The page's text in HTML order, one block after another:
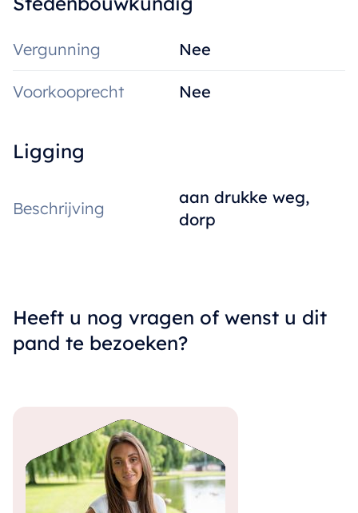
Vergunning Nee
Voorkooprecht Nee
Ligging
Beschrijving
aan drukke weg,
dorp
Heeft u nog vragen of wenst u dit
pand te bezoeken?